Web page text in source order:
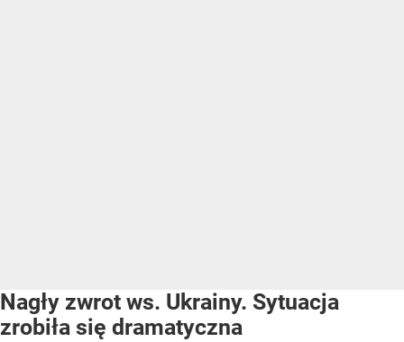
Nagły zwrot ws. Ukrainy. Sytuacja
zrobiła się dramatyczna